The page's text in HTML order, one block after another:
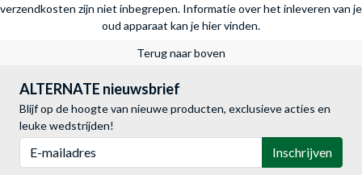
verzendkosten zijn niet inbegrepen. Informatie over het inleveren van je
oud apparaat kan je hier vinden.
Terug naar boven
ALTERNATE nieuwsbrief
Blijf op de hoogte van nieuwe producten, exclusieve acties en
leuke wedstrijden!
Inschrijven